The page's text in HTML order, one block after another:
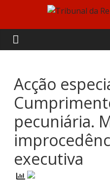
content
Tribunal
da
Relação
de
Coimbra
Acção
pecuniária.
executiva